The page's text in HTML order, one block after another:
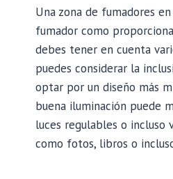
Una zona de fumadores
fumador como
debes tener en cuenta
puedes considerar la
optar por un diseño más
buena iluminación puede
luces regulables o incluso
como fotos, libros o